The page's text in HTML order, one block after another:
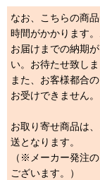
なお、こちらの商
時間がかかります
お届けまでの納期
い。お待たせ致し
また、お客様都合
お受けできません。
お取り寄せ商品は
送となります。
（※メーカー発注
ございます。）